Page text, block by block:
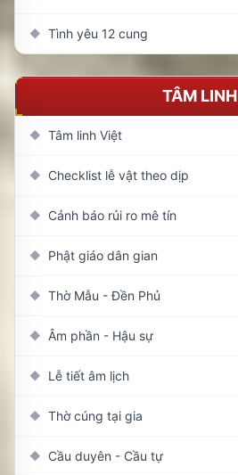
◆ Tình yêu 12 cung
TÂM LINH
◆ Tâm linh Việt
◆ Checklist lễ vật theo dịp
◆ Cảnh báo rủi ro mê tín
◆ Phật giáo dân gian
◆ Thờ Mẫu - Đền Phủ
◆ Âm phần - Hậu sự
◆ Lễ tiết âm lịch
◆ Thờ cúng tại gia
◆ Cầu duyên - Cầu tự